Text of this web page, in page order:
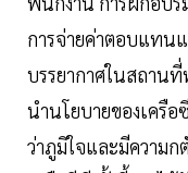
การจ่ายค่าตอบแทน
บรรยากาศในสถาน
นำนโยบายของเครื
ว่าภูมิใจและมีความ